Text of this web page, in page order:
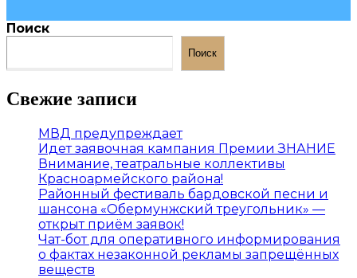
Поиск
Поиск
Свежие записи
МВД предупреждает
Идет заявочная кампания Премии ЗНАНИЕ
Внимание, театральные коллективы
Красноармейского района!
Районный фестиваль бардовской песни и
шансона «Обермунжский треугольник» —
открыт приём заявок!
Чат-бот для оперативного информирования
о фактах незаконной рекламы запрещённых
веществ